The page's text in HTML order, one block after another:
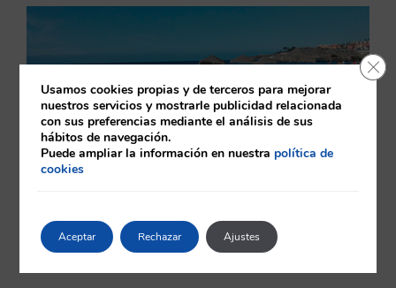
Usamos cookies propias y de terceros para mejorar
nuestros servicios y mostrarle publicidad relacionada
con sus preferencias mediante el análisis de sus
hábitos de navegación.
Puede ampliar la información en nuestra política de
cookies
Aceptar Rechazar Ajustes